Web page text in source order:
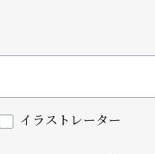
イラストレーター